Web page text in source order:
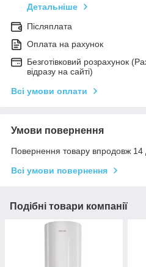
Детальніше
Післяплата
Оплата на рахунок
Безготівковий розрахунок
відразу на сайті)
Всі умови оплати
Умови повернення
Повернення товару впродовж 14
Всі умови повернення
Подібні товари компанії